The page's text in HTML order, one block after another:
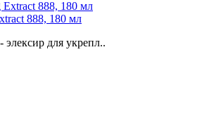
888, 180 мл
для укрепл..